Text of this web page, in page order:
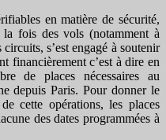
en matière de sécurité,
fois des vols (notamment à
s’est engagé à soutenir
financièrement c’est à dire en
de places nécessaires au
depuis Paris. Pour donner le
cette opérations, les places
des dates programmées à